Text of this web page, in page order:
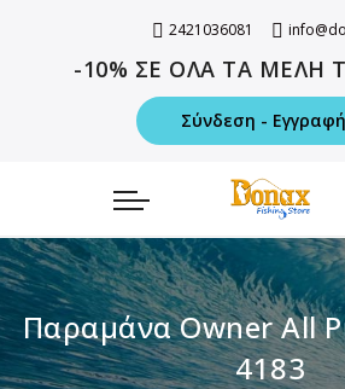
2421036081
-10% ΣΕ ΟΛΑ ΤΑ ΜΕΛΗ
Σύνδεση -
Παραμάνα Owner All
4183